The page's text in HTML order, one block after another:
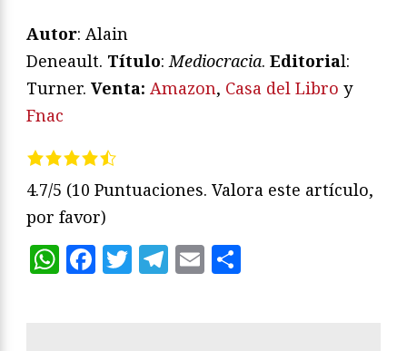
Autor: Alain
Deneault. Título: Mediocracia. Editorial:
Turner. Venta: Amazon, Casa del Libro y
Fnac
4.7/5 (10 Puntuaciones. Valora este artículo,
por favor)
WhatsApp
Facebook
Twitter
Telegram
Email